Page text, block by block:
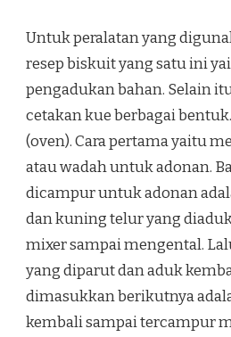
Untuk peralatan yang
resep biskuit yang satu ini
pengadukan bahan. Selain
cetakan kue berbagai
(oven). Cara pertama yaitu
atau wadah untuk adonan.
dicampur untuk adonan
dan kuning telur yang
mixer sampai mengental.
yang diparut dan aduk
dimasukkan berikutnya
kembali sampai tercampur